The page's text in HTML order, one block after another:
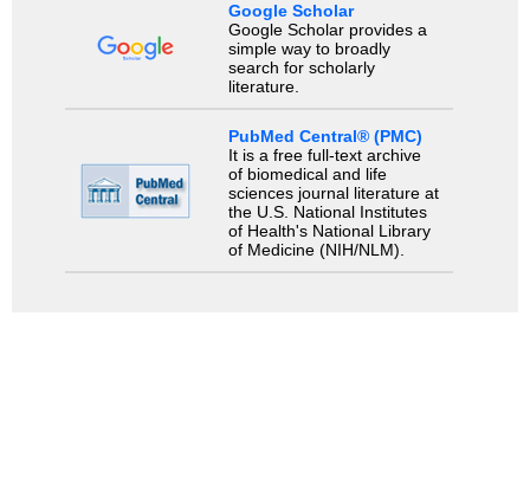
Google Scholar
Google Scholar provides a
simple way to broadly
search for scholarly
literature.
PubMed Central® (PMC)
It is a free full-text archive
of biomedical and life
sciences journal literature at
the U.S. National Institutes
of Health's National Library
of Medicine (NIH/NLM).